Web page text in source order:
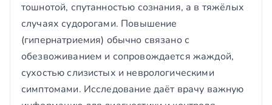
тошнотой, спутанностью сознания, а в тяжёлых
случаях судорогами. Повышение
(гипернатриемия) обычно связано с
обезвоживанием и сопровождается жаждой,
сухостью слизистых и неврологическими
симптомами. Исследование даёт врачу важную